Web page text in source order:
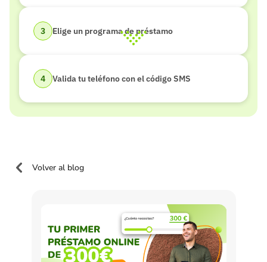
Elige un programa de préstamo
Valida tu teléfono con el código SMS
Volver al blog